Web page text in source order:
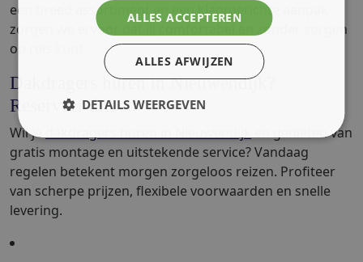
een breed assortiment en een klantgerichte aanpak
zorgen we ervoor dat jij comfortabel en zonder zorgen
op reis kunt.
Dakdragers huren in Nieuwendijk?
Reserveer direct!
Wil je
en genieten van
gratis montage en uitstekende service? Vandaag
regelen betekent morgen zorgeloos reizen. Profiteer
van scherpe prijzen, flexibele voorwaarden en snelle
levering.
ALLES ACCEPTEREN
ALLES AFWIJZEN
DETAILS WEERGEVEN